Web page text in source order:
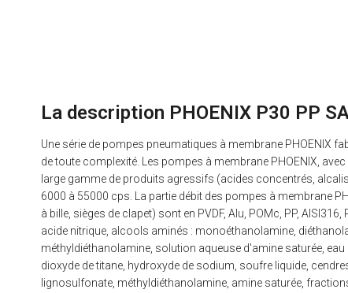
La description PHOENIX P30 PP
Une série de pompes pneumatiques à membrane PHOENIX
de toute complexité. Les pompes à membrane PHOENIX,
large gamme de produits agressifs (acides concentrés,
6000 à 55000 cps. La partie débit des pompes à membrane
à bille, sièges de clapet) sont en PVDF, Alu, POMc, PP,
acide nitrique, alcools aminés : monoéthanolamine,
méthyldiéthanolamine, solution aqueuse d'amine saturée,
dioxyde de titane, hydroxyde de sodium, soufre liquide,
lignosulfonate, méthyldiéthanolamine, amine saturée,